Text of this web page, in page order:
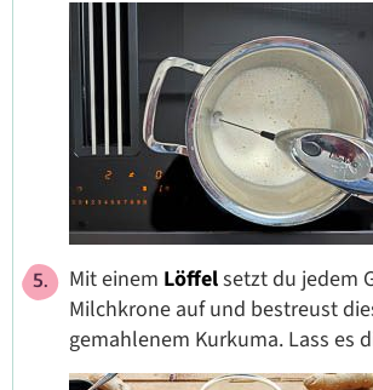
Mit einem Löffelsetzt du jedem
Milchkrone auf und bestreust
gemahlenem Kurkuma. Lass es